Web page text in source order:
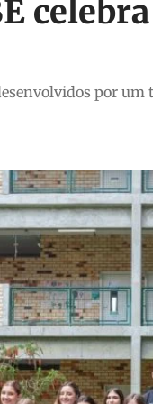
por um